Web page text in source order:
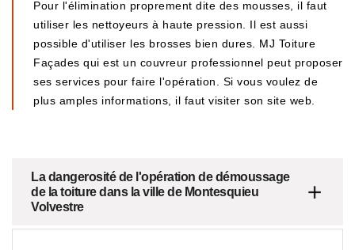
Pour l'élimination proprement dite des mousses, il faut
utiliser les nettoyeurs à haute pression. Il est aussi
possible d'utiliser les brosses bien dures. MJ Toiture
Façades qui est un couvreur professionnel peut proposer
ses services pour faire l'opération. Si vous voulez de
plus amples informations, il faut visiter son site web.
La dangerosité de l'opération de démoussage
de la toiture dans la ville de Montesquieu
Volvestre